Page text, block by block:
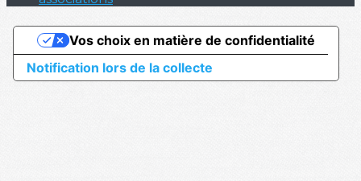
Notification lors de la collecte
Vos choix en matière de confidentialité